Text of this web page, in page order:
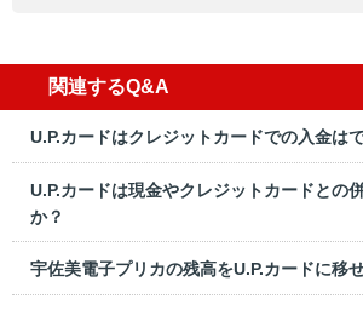
関連するQ&A
U.P.カードはクレジットカードでの入金は
U.P.カードは現金やクレジットカードとの
か？
宇佐美電子プリカの残高をU.P.カードに移